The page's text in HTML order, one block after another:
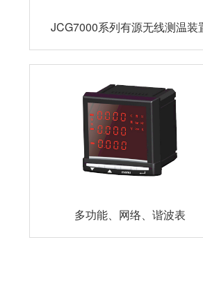
JCG7000系列有源无线测温装
多功能、网络、谐波表